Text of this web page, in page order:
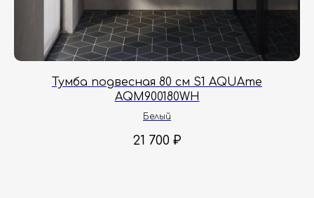
Тумба подвесная 80 см S1 AQUAme
AQM900180WH
Белый
21 700 ₽
Принимаем звонки и обрабатываем
заказы с понедельника по пятницу
с 8:00 до 18:00 по Москве.